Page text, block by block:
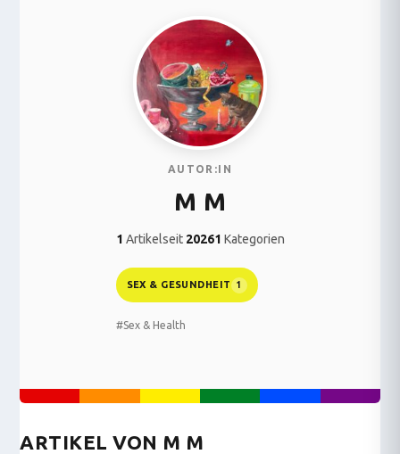
AUTOR:IN
M M
1 Artikelseit 20261 Kategorien
SEX & GESUNDHEIT 1
#Sex & Health
ARTIKEL VON M M